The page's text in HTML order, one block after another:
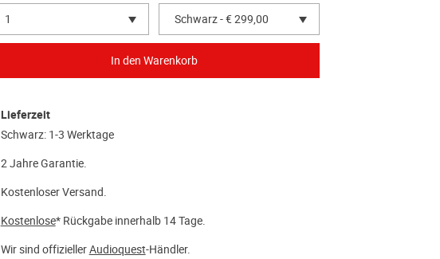
1 Schwarz - € 299,00
Lieferzeit
Schwarz: 1-3 Werktage
2 Jahre Garantie.
Kostenloser Versand.
Kostenlose* Rückgabe innerhalb 14 Tage.
Wir sind offiziellerAudioquest-Händler.